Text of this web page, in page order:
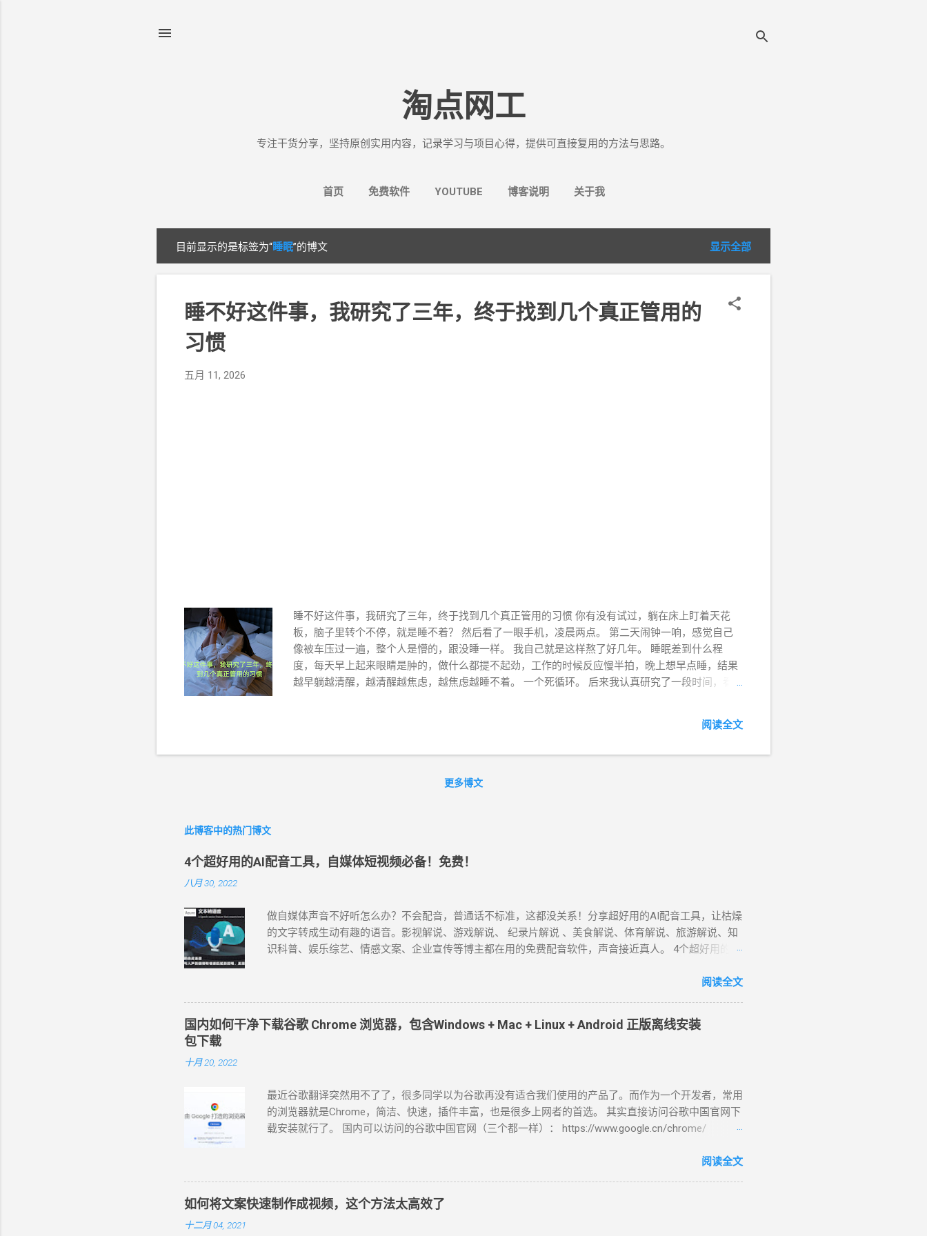
淘点网工
专注干货分享，坚持原创实用内容，记录学习与项目心得，提供可直接复用的方法与思路。
首页 免费软件 YOUTUBE 博客说明 关于我
文
目前显示的是标签为“睡眠”的博文 显示全部
睡不好这件事，我研究了三年，终于找到几个真正管用的
习惯
五月 11, 2026
睡不好这件事，我研究了三年，终于找到几个真正管用的习惯 你有没有试过，躺在床上盯着天花
板，脑子里转个不停，就是睡不着？ 然后看了一眼手机，凌晨两点。 第二天闹钟一响，感觉自己
像被车压过一遍，整个人是懵的，跟没睡一样。 我自己就是这样熬了好几年。 睡眠差到什么程
度，每天早上起来眼睛是肿的，做什么都提不起劲，工作的时候反应慢半拍，晚上想早点睡，结果
越早躺越清醒，越清醒越焦虑，越焦虑越睡不着。 一个死循环。 后来我认真研究了一段时间，看
至少有两三个会适合你。 睡眠问题的本质 很多人觉得睡眠质量差，第一反应是“我失眠了”、“我焦
什么时候让你困，什么时候让你清醒，什么时候分泌褪黑素。 但很多人的生活方式，在不断地「骚
但起床时间，你是可以控制的。 不管前一天几点睡，第二天都定同一个时间起来。哪怕只睡了五个
概会在同一个时间段开始犯困。不是刻意的，就是自然地困了。 千万别觉得“我今天晚睡了所以多
睡一会儿补回来”。这样补一次，节律就乱一次。 2. 睡前一小时，手机离你远一点 这个建议你可能
已经听烂了，但它真的管用，而且大部分人做不到。 不是“睡前不玩手机”，而是“把手机放到够不着
阅读全文
更多博文
此博客中的热门博文
4个超好用的AI配音工具，自媒体短视频必备！免费！
八月 30, 2022
做自媒体声音不好听怎么办？不会配音，普通话不标准，这都没关系！分享超好用的AI配音工具，让枯燥
的文字转成生动有趣的语音。影视解说、游戏解说、 纪录片解说 、美食解说、体育解说、旅游解说、知
识科普、娱乐综艺、情感文案、企业宣传等博主都在用的免费配音软件，声音接近真人。 4个超好用的AI
语言和变体的 400 种神经网络语音，通过简单地调整语速、音调、发音和停顿等，可实现与人声的语调
晓萱、晓辰、晓涵、晓墨、晓秋、晓辰、晓睿、晓双、晓颜、晓悠、晓梦、晓伊、晓甄；男配音员： 云
杨、云希、云野 、云枫、云皓、云健、云夏、云泽。 最近新增方言版的 云希(男，西南，云贵川桂 )、 云
https://azure.microsoft.com/zh-cn/services/cognitive-services/text-to-speech/#features ( 官方改版无
法使用 ) 使用心得： 无需注册登录即可免费使用，不会存储你的数据，也无法导出音频文件。可以使用
录屏或录音软件，录制已生成的音频。 2、Clipchamp Clipchamp是微软旗下公司，一个快捷简便而且免
版的可以无限无水印导出，高达1080p (HD) 的导出分辨率，免费的音频、图像和视频素材、滤镜、效
果、模板等，可免费使用于YouTube、Facebook、Instagram、Pinterest等社交媒体平台。 使用心得：
网页版本 需注册登录方可使用(直接用微软账号)，免费使用文字转语音工具！可导出视频和音频文件。虽
然是基于Azure，但没有说话风格和音调的调节...
阅读全文
国内如何干净下载谷歌 Chrome 浏览器，包含Windows + Mac + Linux + Android 正版离线安装
包下载
十月 20, 2022
最近谷歌翻译突然用不了了，很多同学以为谷歌再没有适合我们使用的产品了。而作为一个开发者，常用
的浏览器就是Chrome，简洁、快速，插件丰富，也是很多上网者的首选。 其实直接访问谷歌中国官网下
载安装就行了。 国内可以访问的谷歌中国官网（三个都一样）： https://www.google.cn/chrome/
首页的网页文件。 注意：在这里，你直接点击下载按钮，下载下来的“ChromeSetup.exe”是一个在线安装
常不方便。 Chrome 浏览器离线安装包下载 在原官方网址后加了个“?standalone=1”，standalone(独立)，
即独立安装包。 https://www.google.cn/chrome/?standalone=1
阅读全文
如何将文案快速制作成视频，这个方法太高效了
十二月 04, 2021